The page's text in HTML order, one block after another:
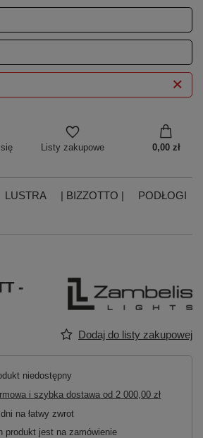
Listy zakupowe 0,00 zł
LUSTRA | BIZZOTTO |
PODŁOGI
-
Dodaj do listy zakupowej
niedostępny
i szybka dostawa od2 000,00 zł
dni na łatwy zwrot
produkt jest na zamówienie